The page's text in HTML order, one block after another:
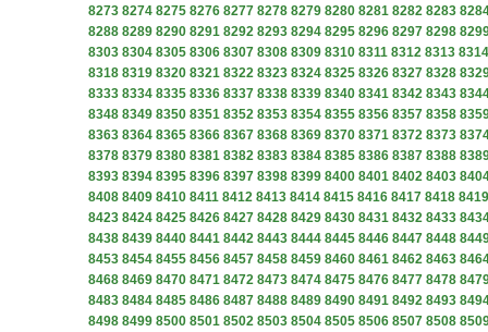
8273 8274 8275 8276 8277 8278 8279 8280 8281 8282 8283
8288 8289 8290 8291 8292 8293 8294 8295 8296 8297 8298
8303 8304 8305 8306 8307 8308 8309 8310 8311 8312 8313 8314
8318 8319 8320 8321 8322 8323 8324 8325 8326 8327 8328
8333 8334 8335 8336 8337 8338 8339 8340 8341 8342 8343
8348 8349 8350 8351 8352 8353 8354 8355 8356 8357 8358
8363 8364 8365 8366 8367 8368 8369 8370 8371 8372 8373
8378 8379 8380 8381 8382 8383 8384 8385 8386 8387 8388
8393 8394 8395 8396 8397 8398 8399 8400 8401 8402 8403
8408 8409 8410 8411 8412 8413 8414 8415 8416 8417 8418 8419
8423 8424 8425 8426 8427 8428 8429 8430 8431 8432 8433
8438 8439 8440 8441 8442 8443 8444 8445 8446 8447 8448
8453 8454 8455 8456 8457 8458 8459 8460 8461 8462 8463
8468 8469 8470 8471 8472 8473 8474 8475 8476 8477 8478
8483 8484 8485 8486 8487 8488 8489 8490 8491 8492 8493
8498 8499 8500 8501 8502 8503 8504 8505 8506 8507 8508